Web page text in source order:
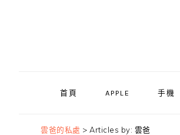
首頁 APPLE 手機
雲爸的私處 > Articles by: 雲爸